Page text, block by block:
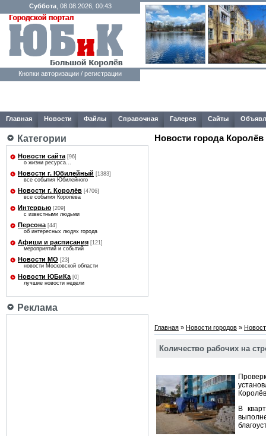
Суббота, 08.08.2026, 00:43
Кнопки авторизации / регистрации
Главная Новости Файлы Справочная Галерея Сайты
Категории
Новости сайта [96]
о жизни ресурса...
Новости г. Юбилейный [1383]
все события Юбилейного
Новости г. Королёв [4706]
все события Королёва
Интервью [209]
с известными людьми
Персона [44]
об интересных людях города
Афиши и расписания [121]
мероприятий и событий
Новости МО [23]
новости Московской области
Новости ЮБиКа [0]
лучшие новости недели
Реклама
Новости города Королёв
Главная » Новости городов »
Количество рабочих на
В